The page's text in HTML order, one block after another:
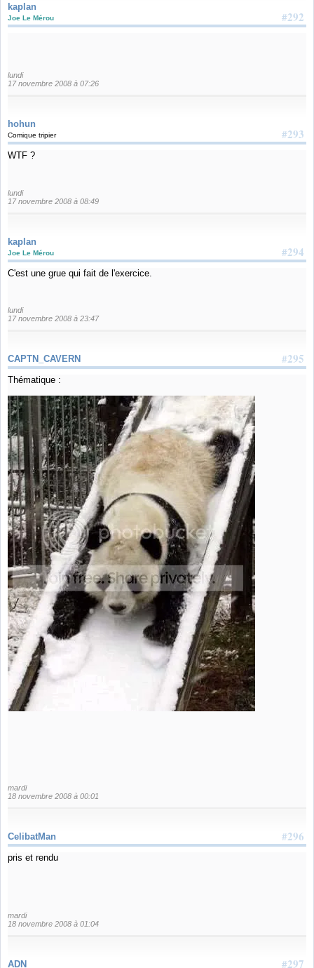
kaplan
#292
Joe Le Mérou
lundi
17 novembre 2008 à 07:26
hohun
#293
Comique tripier
WTF ?
lundi
17 novembre 2008 à 08:49
kaplan
#294
Joe Le Mérou
C'est une grue qui fait de l'exercice.
lundi
17 novembre 2008 à 23:47
#295
CAPTN_CAVERN
Thématique :
mardi
18 novembre 2008 à 00:01
#296
CelibatMan
pris et rendu
mardi
18 novembre 2008 à 01:04
#297
ADN